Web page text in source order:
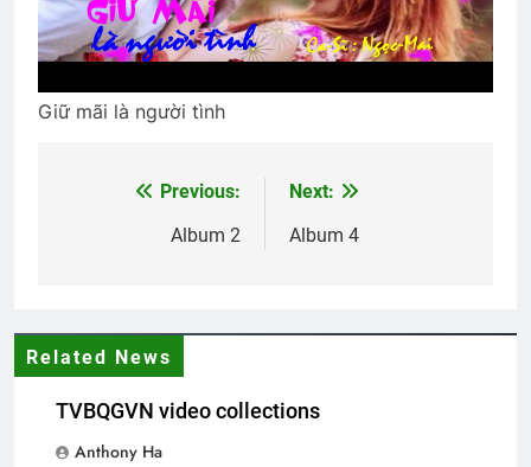
3 Years Ago
Quang Lập – Nhạc lính 2
3 Years Ago
English For Today book 5
Giữ mãi là người tình
navigation
Previous:
Album 2
Next:
Album 4
Related News
TVBQGVN video collections
Anthony Ha